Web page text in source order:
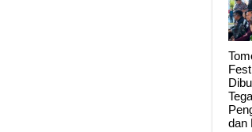
dan